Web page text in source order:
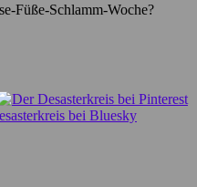
Füße-Schlamm-Woche?